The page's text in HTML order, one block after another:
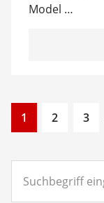
Model …
Go
to
1
Go
2
Go
3
eingeben...